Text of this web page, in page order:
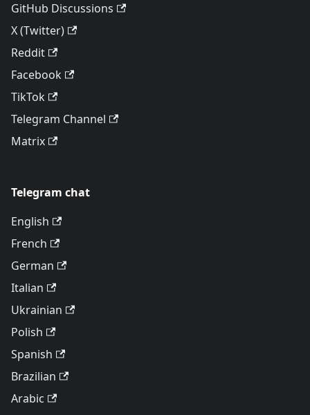
GitHub Discussions
X (Twitter)
Reddit
Facebook
TikTok
Telegram Channel
Matrix
Telegram chat
English
French
German
Italian
Ukrainian
Polish
Spanish
Brazilian
Arabic